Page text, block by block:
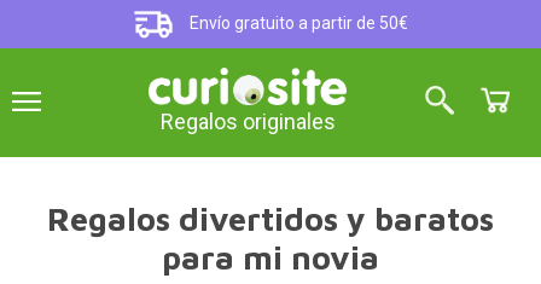
Envío gratuito a partir de 50€
Regalos originales
Regalos divertidos y baratos
para mi novia